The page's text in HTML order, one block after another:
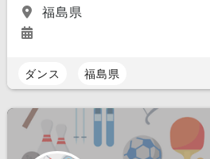
福島県
ダンス 福島県